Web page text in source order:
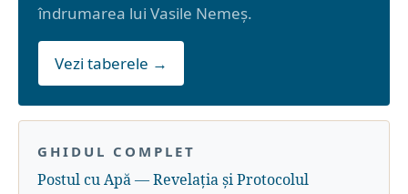
îndrumarea lui Vasile Nemeș.
Vezi taberele →
GHIDUL COMPLET
Postul cu Apă — Revelația și Protocolul